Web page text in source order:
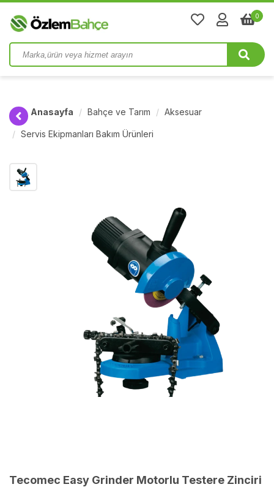
0
Anasayfa Bahçe ve Tarım Aksesuar
Servis Ekipmanları Bakım Ürünleri
Tecomec Easy Grinder Motorlu Testere Zinciri